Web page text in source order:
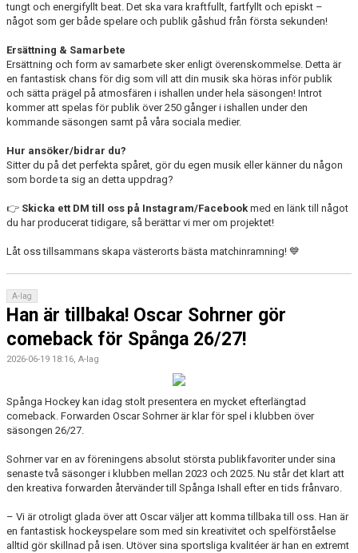
tungt och energifyllt beat. Det ska vara kraftfullt, fartfyllt och episkt –
något som ger både spelare och publik gåshud från första sekunden!
Ersättning & Samarbete
Ersättning och form av samarbete sker enligt överenskommelse. Detta är
en fantastisk chans för dig som vill att din musik ska höras inför publik
och sätta prägel på atmosfären i ishallen under hela säsongen! Introt
kommer att spelas för publik över 250 gånger i ishallen under den
kommande säsongen samt på våra sociala medier.
Hur ansöker/bidrar du?
Sitter du på det perfekta spåret, gör du egen musik eller känner du någon
som borde ta sig an detta uppdrag?
👉 Skicka ett DM till oss på Instagram/Facebook med en länk till något
du har producerat tidigare, så berättar vi mer om projektet!
Låt oss tillsammans skapa västerorts bästa matchinramning! 💙
A-lag
Han är tillbaka! Oscar Sohrner gör
comeback för Spånga 26/27!
2026-06-19 18:16, A-lag
Spånga Hockey kan idag stolt presentera en mycket efterlängtad
comeback. Forwarden Oscar Sohrner är klar för spel i klubben över
säsongen 26/27.
Sohrner var en av föreningens absolut största publikfavoriter under sina
senaste två säsonger i klubben mellan 2023 och 2025. Nu står det klart att
den kreativa forwarden återvänder till Spånga Ishall efter en tids frånvaro.
– Vi är otroligt glada över att Oscar väljer att komma tillbaka till oss. Han är
en fantastisk hockeyspelare som med sin kreativitet och spelförståelse
alltid gör skillnad på isen. Utöver sina sportsliga kvalitéer är han en extremt